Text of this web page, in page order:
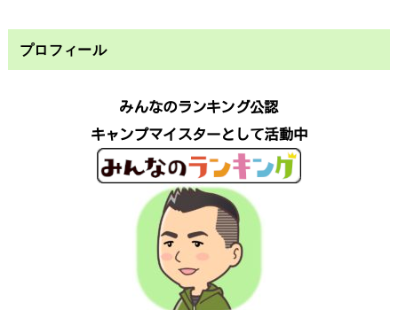
プロフィール
みんなのランキング公認
キャンプマイスターとして活動中